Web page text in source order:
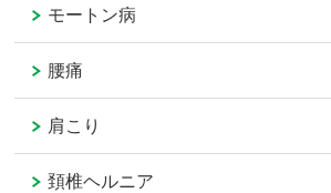
モートン病
腰痛
肩こり
頚椎ヘルニア